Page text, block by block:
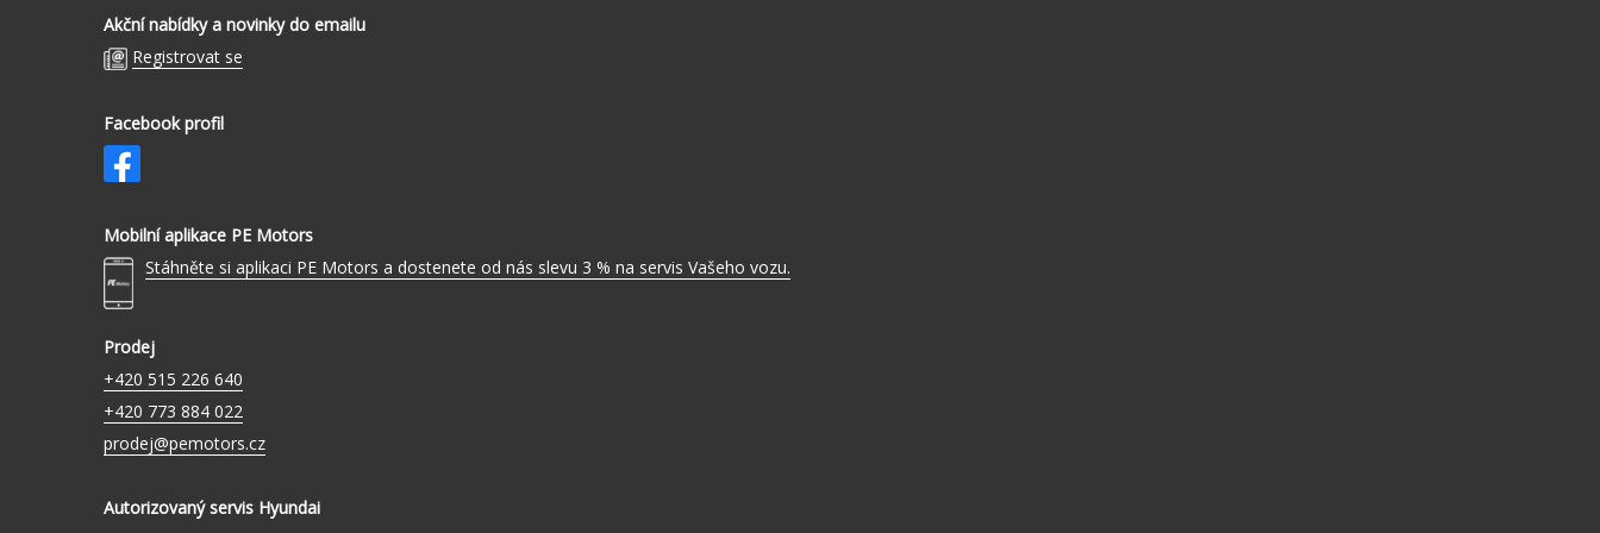
Akční nabídky a novinky do emailu
Registrovat se
Facebook profil
Mobilní aplikace PE Motors
Stáhněte si aplikaci PE Motors a dostenete od nás slevu 3 % na servis Vašeho vozu.
Prodej
+420 515 226 640
+420 773 884 022
prodej@pemotors.cz
Autorizovaný servis Hyundai